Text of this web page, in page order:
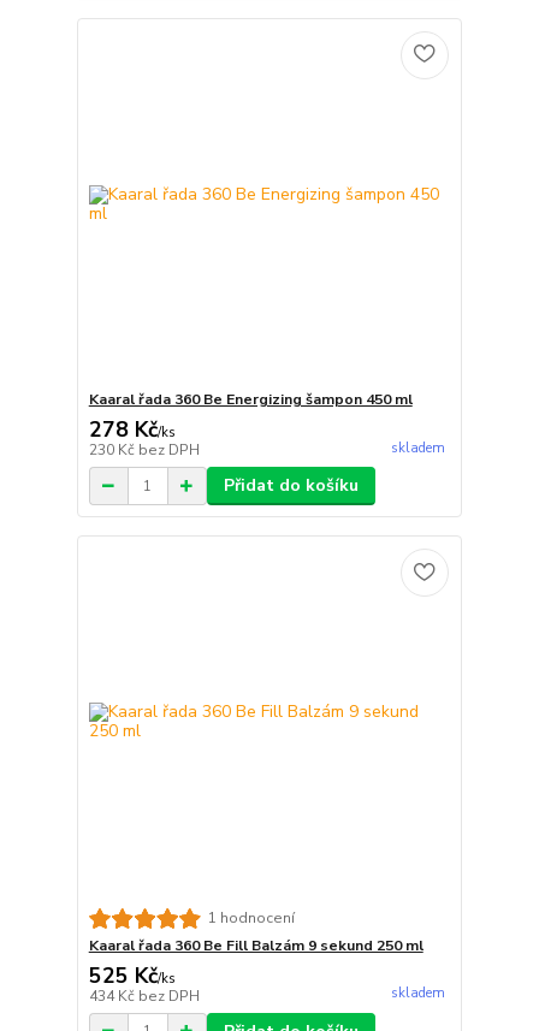
Kaaral řada 360 Be Energizing šampon 450 ml
278 Kč/ks
230 Kč bez DPH skladem
Přidat do košíku
1 hodnocení
Kaaral řada 360 Be Fill Balzám 9 sekund 250 ml
525 Kč/ks
434 Kč bez DPH skladem